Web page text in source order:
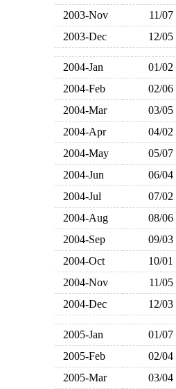
2003-Nov
11/07
2003-Dec
12/05
2004-Jan 01/02
2004-Feb
02/06
2004-Mar
03/05
2004-Apr
04/02
2004-May
05/07
2004-Jun
06/04
2004-Jul
07/02
2004-Aug
08/06
2004-Sep
09/03
2004-Oct
10/01
2004-Nov
11/05
2004-Dec
12/03
2005-Jan 01/07
2005-Feb
02/04
2005-Mar
03/04